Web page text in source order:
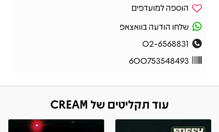
הוספה למועדפים
שלחו הודעה בוואצאפ
02-6568831
600753548493
עוד תקליטים של CREAM